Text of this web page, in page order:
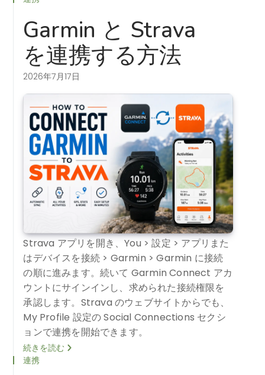
Garmin と Strava
を連携する方法
2026年7月17日
Strava アプリを開き、You > 設定 > アプリまた
はデバイスを接続 > Garmin > Garmin に接続
の順に進みます。続いて Garmin Connect アカ
ウントにサインインし、求められた接続権限を
承認します。Strava のウェブサイトからでも、
My Profile 設定の Social Connections セクシ
ョンで連携を開始できます。
続きを読む
連携